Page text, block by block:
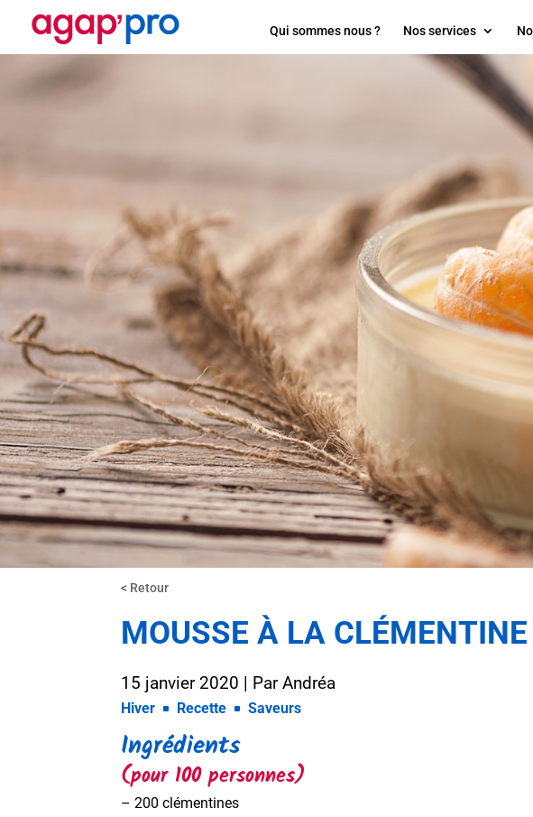
Qui sommes nous ? Nos services
< Retour
MOUSSE À LA CLÉMENTINE
15 janvier 2020 | ParAndréa
Hiver Recette Saveurs
Ingrédients
(pour 100 personnes)
– 200 clémentines